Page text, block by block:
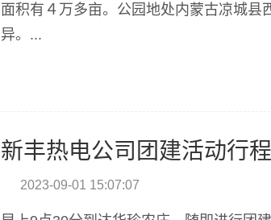
面积有４万多亩。公园地处内蒙古凉城
异。...
新丰热电公司团建活动行
2023-09-01 15:07:07